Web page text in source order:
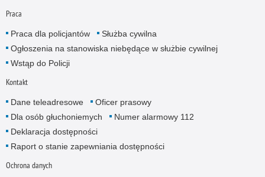
Praca
Praca dla policjantów
Służba cywilna
Ogłoszenia na stanowiska niebędące w służbie cywilnej
Wstąp do Policji
Kontakt
Dane teleadresowe
Oficer prasowy
Dla osób głuchoniemych
Numer alarmowy 112
Deklaracja dostępności
Raport o stanie zapewniania dostępności
Ochrona danych